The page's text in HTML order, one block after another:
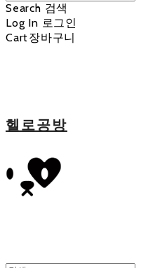
Search 검색
Log In 로그인
Cart장바구니
헬로공방